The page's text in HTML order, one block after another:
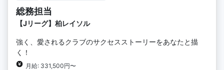
総務担当
【Jリーグ】柏レイソル
強く、愛されるクラブのサクセスストーリーをあなたと描
く！
月給: 331,500円〜